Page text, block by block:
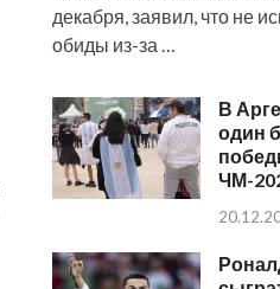
декабря, заявил, что не
обиды из-за …
В
один
ЧМ-